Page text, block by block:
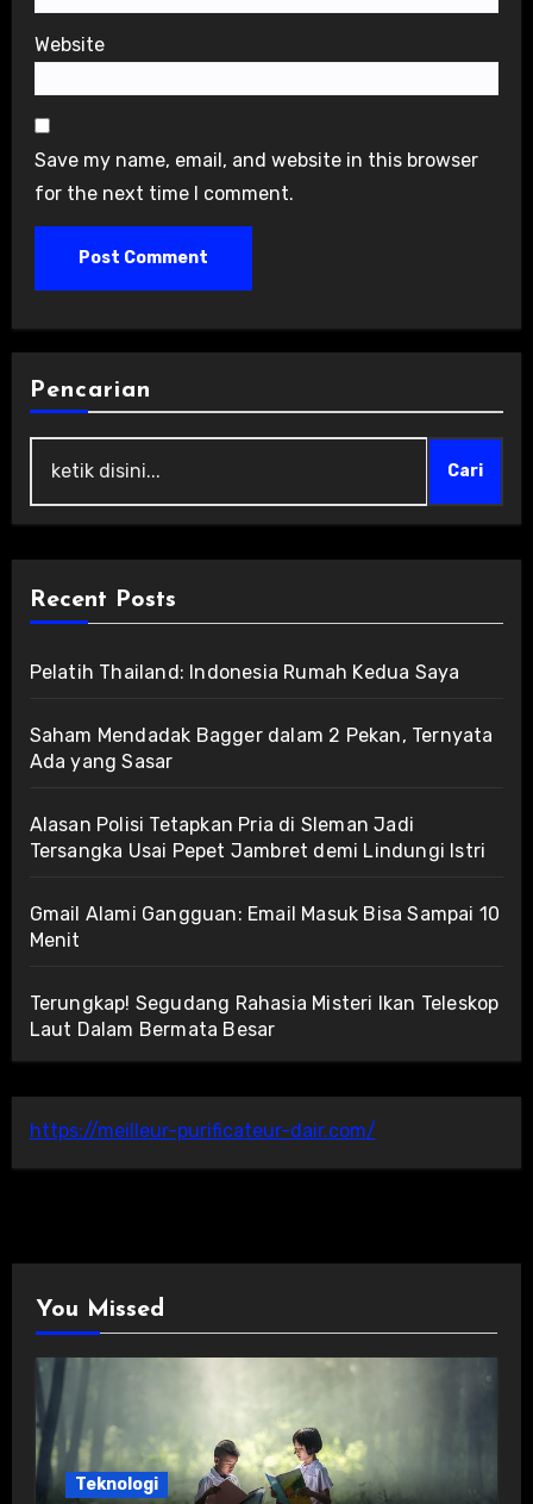
Website
Save my name, email, and website in this browser
for the next time I comment.
Pencarian
Cari
Recent Posts
Pelatih Thailand: Indonesia Rumah Kedua Saya
Saham Mendadak Bagger dalam 2 Pekan, Ternyata
Ada yang Sasar
Alasan Polisi Tetapkan Pria di Sleman Jadi
Tersangka Usai Pepet Jambret demi Lindungi Istri
Gmail Alami Gangguan: Email Masuk Bisa Sampai 10
Menit
Terungkap! Segudang Rahasia Misteri Ikan Teleskop
Laut Dalam Bermata Besar
https://meilleur-purificateur-dair.com/
You Missed
Teknologi